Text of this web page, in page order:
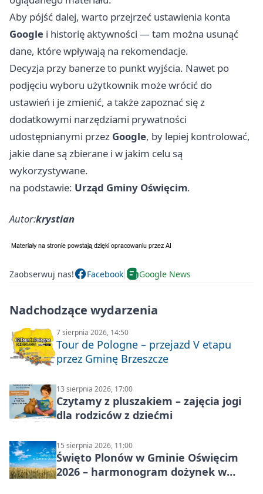
Aby pójść dalej, warto przejrzeć ustawienia konta
Google i historię aktywności — tam można usunąć
dane, które wpływają na rekomendacje.
Decyzja przy banerze to punkt wyjścia. Nawet po
podjęciu wyboru użytkownik może wrócić do
ustawień i je zmienić, a także zapoznać się z
dodatkowymi narzędziami prywatności
udostępnianymi przez Google, by lepiej kontrolować,
jakie dane są zbierane i w jakim celu są
wykorzystywane.
na podstawie: Urząd Gminy Oświęcim.
Autor:krystian
Zaobserwuj nas! Facebook Google News
Nadchodzące wydarzenia
7 sierpnia 2026, 14:50
Tour de Pologne – przejazd V etapu
przez Gminę Brzeszcze
13 sierpnia 2026, 17:00
Czytamy z pluszakiem – zajęcia jogi
dla rodziców z dziećmi
15 sierpnia 2026, 11:00
Święto Plonów w Gminie Oświęcim
2026 – harmonogram dożynek w